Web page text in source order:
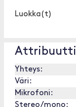
Luokka(t)
Attribuutti
Yhteys:
Väri:
Mikrofoni:
Stereo/mono: